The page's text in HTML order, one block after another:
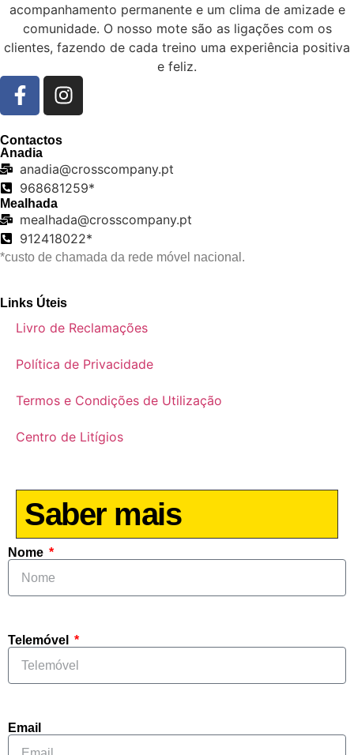
acompanhamento permanente e um clima de amizade e
comunidade. O nosso mote são as ligações com os
clientes, fazendo de cada treino uma experiência positiva
e feliz.
Contactos
Anadia
anadia@crosscompany.pt
968681259*
Mealhada
mealhada@crosscompany.pt
912418022*
*custo de chamada da rede móvel nacional.
Links Úteis
Livro de Reclamações
Política de Privacidade
Termos e Condições de Utilização
Centro de Litígios
Saber mais
Nome
Telemóvel
Email